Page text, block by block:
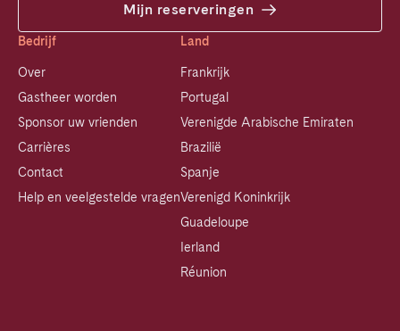
Mijn reserveringen
Bedrijf
Over
Gastheer worden
Sponsor uw vrienden
Carrières
Contact
Help en veelgestelde vragen
Land
Frankrijk
Portugal
Verenigde Arabische Emiraten
Brazilië
Spanje
Verenigd Koninkrijk
Guadeloupe
Ierland
Réunion